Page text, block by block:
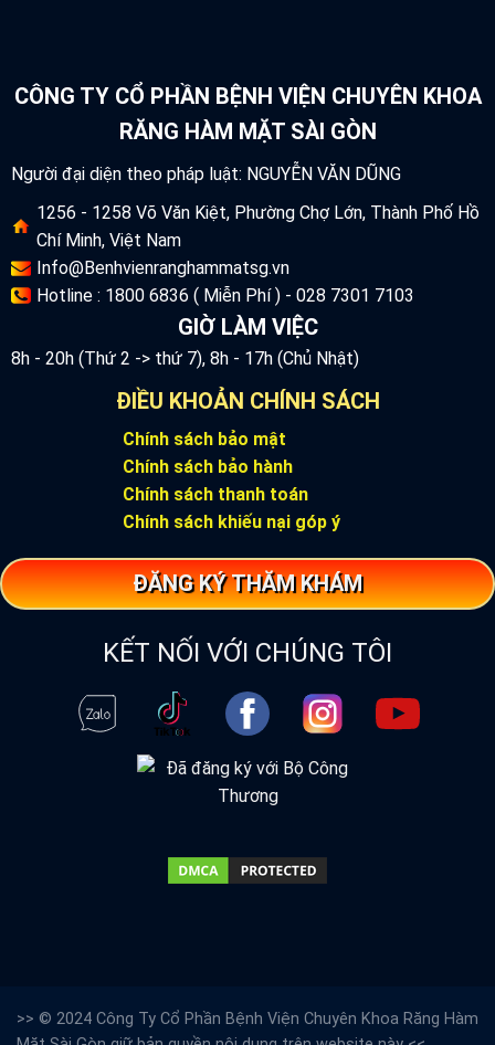
CÔNG TY CỔ PHẦN BỆNH VIỆN CHUYÊN KHOA
RĂNG HÀM MẶT SÀI GÒN
Người đại diện theo pháp luật: NGUYỄN VĂN DŨNG
1256 - 1258 Võ Văn Kiệt, Phường Chợ Lớn, Thành Phố Hồ
Chí Minh, Việt Nam
Info@Benhvienranghammatsg.vn
Hotline : 1800 6836 ( Miễn Phí ) - 028 7301 7103
GIỜ LÀM VIỆC
8h - 20h (Thứ 2 -> thứ 7), 8h - 17h (Chủ Nhật)
ĐIỀU KHOẢN CHÍNH SÁCH
Chính sách bảo mật
Chính sách bảo hành
Chính sách thanh toán
Chính sách khiếu nại góp ý
ĐĂNG KÝ THĂM KHÁM
KẾT NỐI VỚI CHÚNG TÔI
>> © 2024 Công Ty Cổ Phần Bệnh Viện Chuyên Khoa Răng Hàm